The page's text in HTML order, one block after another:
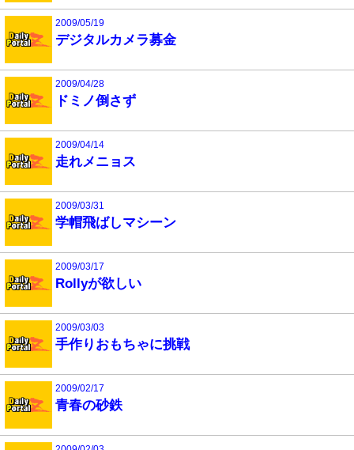
2009/05/19
デジタルカメラ募金
2009/04/28
ドミノ倒さず
2009/04/14
走れメニョス
2009/03/31
学帽飛ばしマシーン
2009/03/17
Rollyが欲しい
2009/03/03
手作りおもちゃに挑戦
2009/02/17
青春の砂鉄